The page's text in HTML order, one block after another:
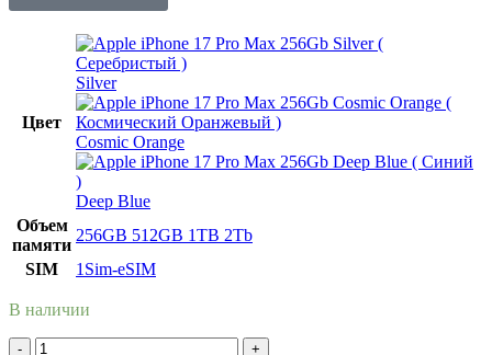
Цвет
Silver
Cosmic Orange
Deep Blue
Объем
памяти
256GB 512GB 1TB 2Tb
SIM
1Sim-eSIM
В наличии